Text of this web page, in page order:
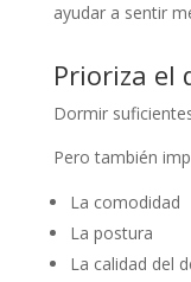
ayudar a sentir
Prioriza el
Dormir
Pero también
La comodidad
La postura
La calidad del